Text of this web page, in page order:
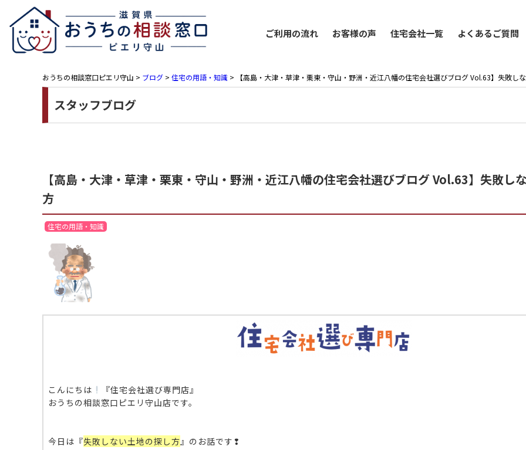
ご利用の流れ お客様の声 住宅会社一覧 よくあるご質問
おうちの相談窓口ピエリ守山 > ブログ > 住宅の用語・知識 > 【高島・大津・草津・栗東・守山・野洲・近江八幡の住宅会社選びブログ Vol.63】失敗し
スタッフブログ
【高島・大津・草津・栗東・守山・野洲・近江八幡の住宅会社選びブログ Vol.63】失敗し
方
住宅の用語・知識
こんにちは
『住宅会社選び専門店』
おうちの相談窓口ピエリ守山店です。
今日は『失敗しない土地の探し方』のお話です❢